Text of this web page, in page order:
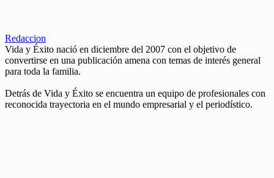
Redaccion
Vida y Éxito nació en diciembre del 2007 con el objetivo de
convertirse en una publicación amena con temas de interés general
para toda la familia.
Detrás de Vida y Éxito se encuentra un equipo de profesionales con
reconocida trayectoria en el mundo empresarial y el periodístico.